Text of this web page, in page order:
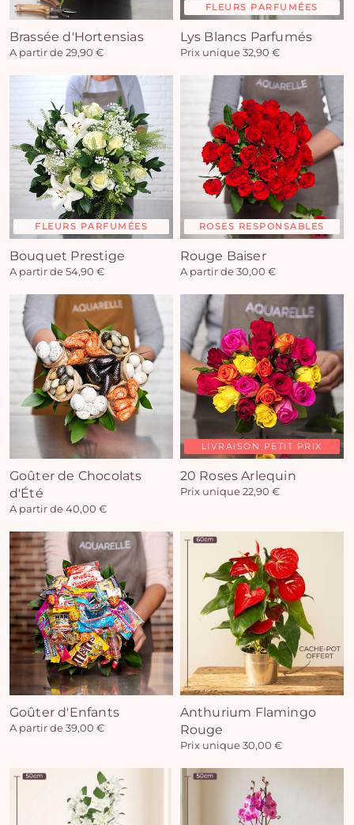
Brassée d'Hortensias
A partir de 29,90 €
FLEURS PARFUMÉES
Lys Blancs Parfumés
Prix unique 32,90 €
FLEURS PARFUMÉES
Bouquet Prestige
A partir de 54,90 €
ROSES RESPONSABLES
Rouge Baiser
A partir de 30,00 €
Goûter de Chocolats
d'Été
A partir de 40,00 €
LIVRAISON PETIT PRIX
20 Roses Arlequin
Prix unique 22,90 €
Goûter d'Enfants
A partir de 39,00 €
Anthurium Flamingo
Rouge
Prix unique 30,00 €